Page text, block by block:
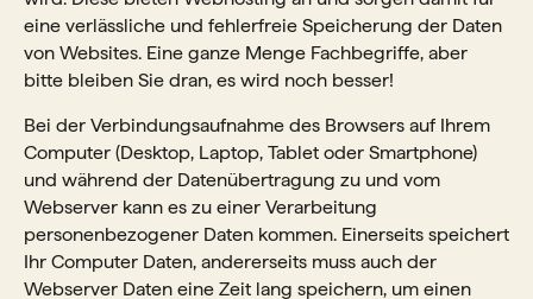
eine verlässliche und fehlerfreie Speicherung der Daten
von Websites. Eine ganze Menge Fachbegriffe, aber
bitte bleiben Sie dran, es wird noch besser!
Bei der Verbindungsaufnahme des Browsers auf Ihrem
Computer (Desktop, Laptop, Tablet oder Smartphone)
und während der Datenübertragung zu und vom
Webserver kann es zu einer Verarbeitung
personenbezogener Daten kommen. Einerseits speichert
Ihr Computer Daten, andererseits muss auch der
Webserver Daten eine Zeit lang speichern, um einen